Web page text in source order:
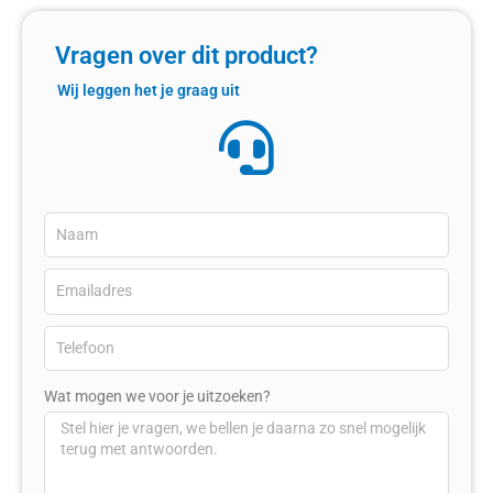
Vragen over dit product?
Wij leggen het je graag uit
Wat mogen we voor je uitzoeken?